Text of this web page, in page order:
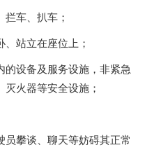
拦车、扒车；
、站立在座位上；
的设备及服务设施，非紧急
火器等安全设施；
员攀谈、聊天等妨碍其正常